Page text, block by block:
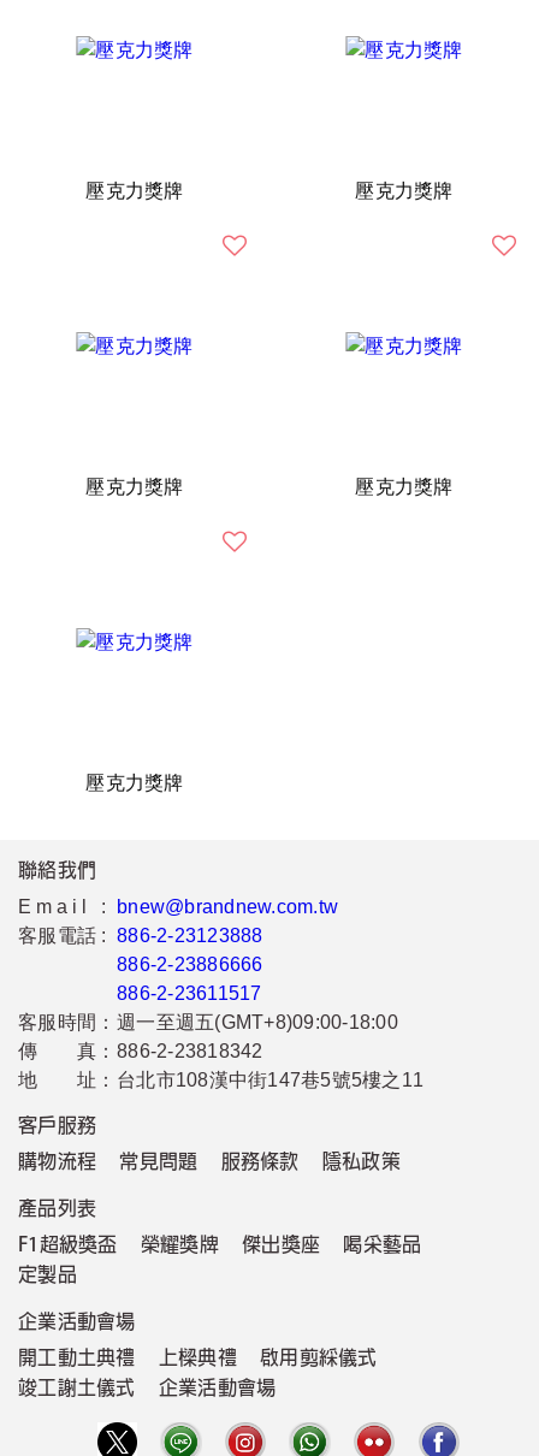
壓克力獎牌 壓克力獎牌
壓克力獎牌 壓克力獎牌
壓克力獎牌
聯絡我們
Email :
bnew@brandnew.com.tw
客服電話 : 886-2-23123888
886-2-23886666
886-2-23611517
客服時間： 週一至週五(GMT+8)09:00-18:00
傳 真： 886-2-23818342
地 址： 台北市108漢中街147巷5號5樓之11
客戶服務
購物流程
常見問題 服務條款 隱私政策
產品列表
F1超級獎盃
榮耀獎牌 傑出獎座
喝采藝品
定製品
企業活動會場
開工動土典禮
上樑典禮
啟用剪綵儀式
竣工謝土儀式
企業活動會場